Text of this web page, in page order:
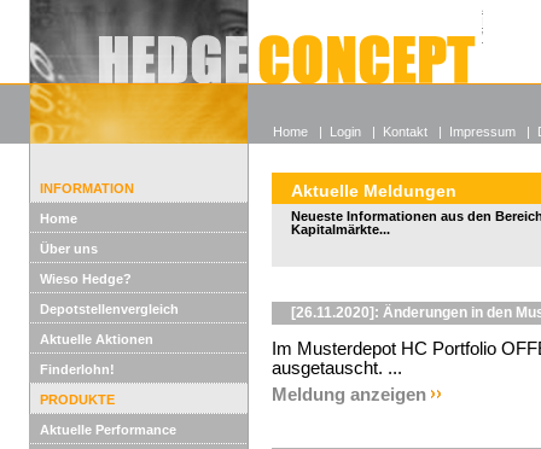
Alle
Wieso
INFORMATION
Home
Über uns
Wieso Hedge?
Depotstellenvergleich
Aktuelle Aktionen
Finderlohn!
PRODUKTE
Aktuelle Performance
Aktuelle Meldungen
Neueste Informationen aus den
Kapitalmärkte...
[26.11.2020]: Änderungen in den
Im Musterdepot HC Portfolio
ausgetauscht. ...
Meldung anzeigen
Home | Login | Kontakt | Impressum |